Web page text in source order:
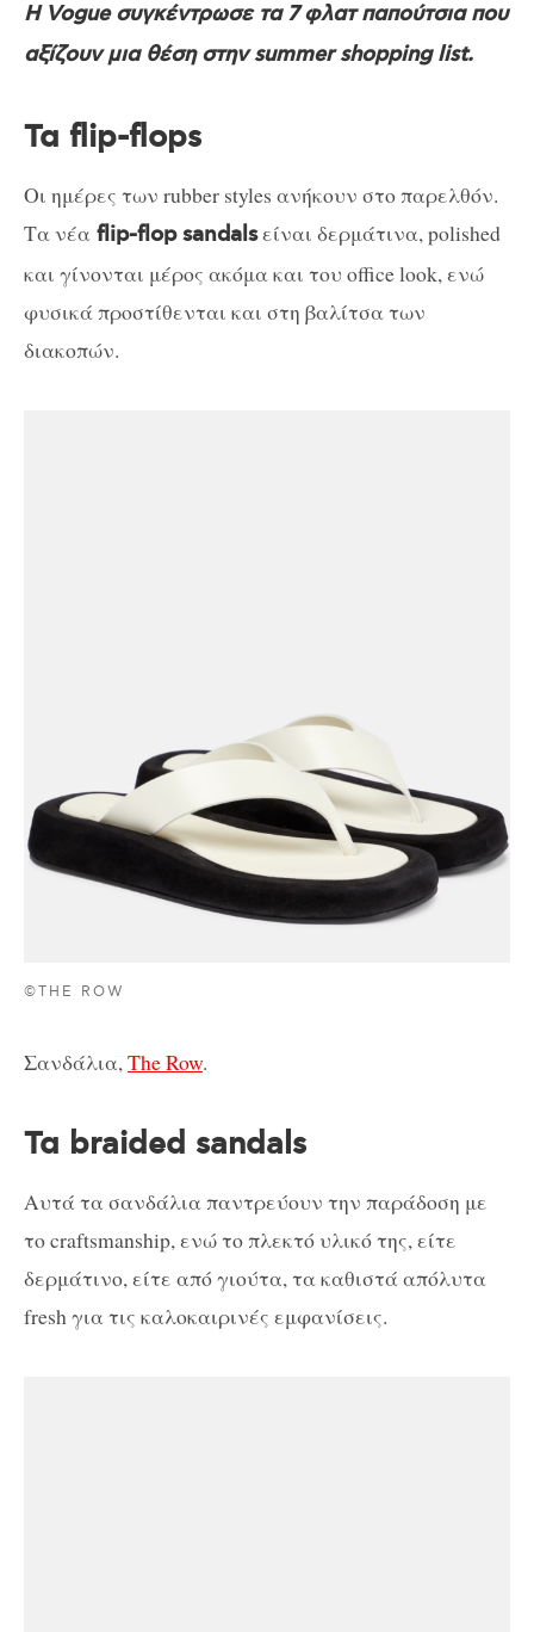
Η Vogue συγκέντρωσε τα 7 φλατ παπούτσια που
αξίζουν μια θέση στην summer shopping list.
Τα flip-flops
Οι ημέρες των rubber styles ανήκουν στο παρελθόν.
Τα νέα flip-flop sandalsείναι δερμάτινα, polished
και γίνονται μέρος ακόμα και του office look, ενώ
φυσικά προστίθενται και στη βαλίτσα των
διακοπών.
©THE ROW
Σανδάλια,The Row.
Τα braided sandals
Αυτά τα σανδάλια παντρεύουν την παράδοση με
το craftsmanship, ενώ το πλεκτό υλικό της, είτε
δερμάτινο, είτε από γιούτα, τα καθιστά απόλυτα
fresh για τις καλοκαιρινές εμφανίσεις.